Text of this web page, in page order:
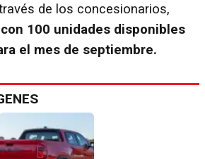
de los concesionarios,
100 unidades disponibles
el mes de septiembre.